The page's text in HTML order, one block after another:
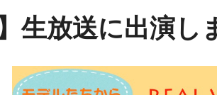
生放送に出演し